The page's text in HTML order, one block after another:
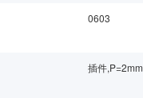
0603
插件,P=2mm